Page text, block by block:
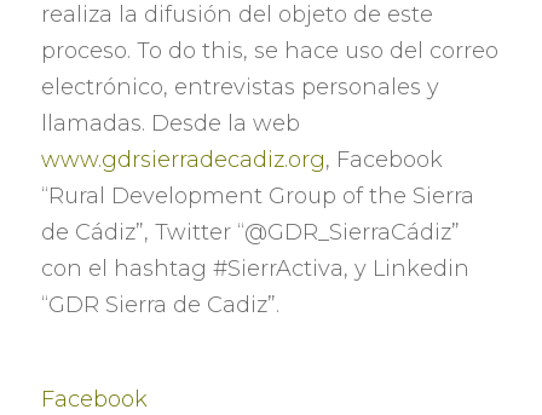
realiza la difusión del objeto de este
proceso. To do this, se hace uso del correo
electrónico, entrevistas personales y
llamadas. Desde la web
www.gdrsierradecadiz.org, Facebook
“Rural Development Group of the Sierra
de Cádiz”, Twitter “@GDR_SierraCádiz”
con el hashtag #SierrActiva, y Linkedin
“GDR Sierra de Cadiz”.
Facebook